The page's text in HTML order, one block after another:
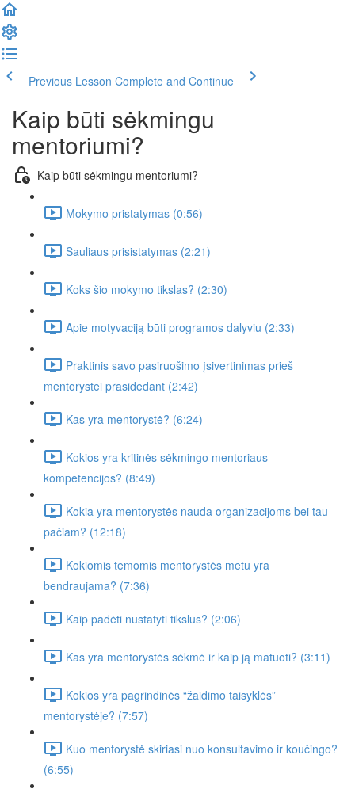
Previous Lesson Complete and Continue
Kaip būti sėkmingu
mentoriumi?
Kaip būti sėkmingu mentoriumi?
Mokymo pristatymas (0:56)
Sauliaus prisistatymas (2:21)
Koks šio mokymo tikslas? (2:30)
Apie motyvaciją būti programos dalyviu (2:33)
Praktinis savo pasiruošimo įsivertinimas prieš
mentorystei prasidedant (2:42)
Kas yra mentorystė? (6:24)
Kokios yra kritinės sėkmingo mentoriaus
kompetencijos? (8:49)
Kokia yra mentorystės nauda organizacijoms bei tau
pačiam? (12:18)
Kokiomis temomis mentorystės metu yra
bendraujama? (7:36)
Kaip padėti nustatyti tikslus? (2:06)
Kas yra mentorystės sėkmė ir kaip ją matuoti? (3:11)
Kokios yra pagrindinės “žaidimo taisyklės”
mentorystėje? (7:57)
Kuo mentorystė skiriasi nuo konsultavimo ir koučingo?
(6:55)